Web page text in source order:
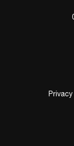
Privacy